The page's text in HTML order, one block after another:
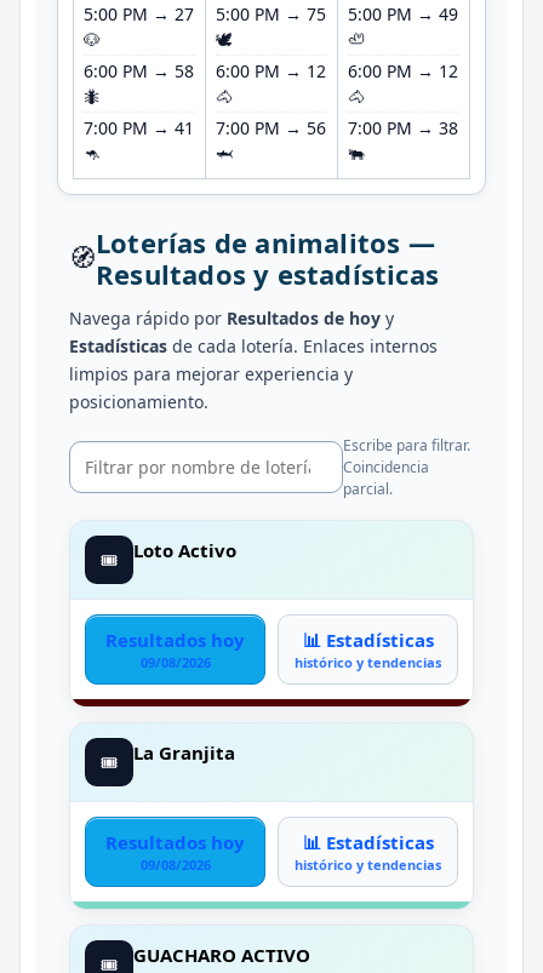
5:00 PM → 27
🐶
6:00 PM → 58
🐜
7:00 PM → 41
🦘
5:00 PM → 75
🕊️
6:00 PM → 12
🐴
7:00 PM → 56
🦈
5:00 PM → 49
🦥
6:00 PM → 12
🐴
7:00 PM → 38
🐃
🧭Loterías de animalitos —
Resultados y estadísticas
Navega rápido por Resultados de hoy y
Estadísticas de cada lotería. Enlaces internos
limpios para mejorar experiencia y
posicionamiento.
Escribe para filtrar.
Coincidencia
parcial.
🎟️ Loto Activo
Resultados hoy
09/08/2026
📊 Estadísticas
histórico y tendencias
🎟️ La Granjita
Resultados hoy
09/08/2026
📊 Estadísticas
histórico y tendencias
🎟️ GUACHARO ACTIVO